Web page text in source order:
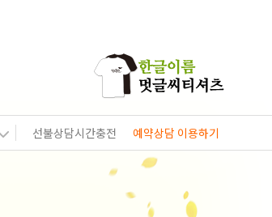
선불상담시간충전 예약상담 이용하기